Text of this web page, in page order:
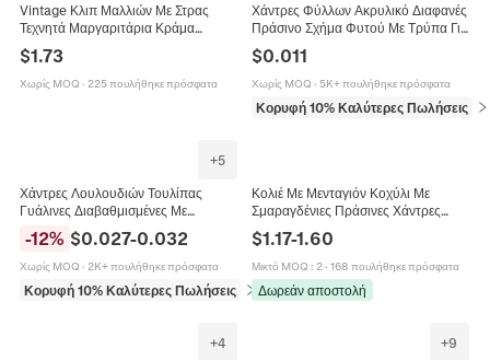
Vintage Κλιπ Μαλλιών Με Στρας
Τεχνητά Μαργαριτάρια Κράμα
Σμαραγδί Κρύσταλλο Τσιμπιδάκια
Γυναικεία Κομψά Αξεσουάρ
$1.73
Χωρίς MOQ · 225 πουλήθηκε πρόσφατα
Χάντρες Φύλλων Ακρυλικό Διαφανές
Πράσινο Σχήμα Φυτού Με Τρύπα Για
Κατασκευή Κοσμημάτων DIY
Σκουλαρίκια Βραχιόλι Χειροτεχνία
$0.011
Χωρίς MOQ · 5K+ πουλήθηκε πρόσφατα
Κορυφή 10% Καλύτερες Πωλήσεις
+5
Χάντρες Λουλουδιών Τουλίπας
Γυάλινες Διαβαθμισμένες Με
Πράσινο Φύλλο DIY Κατασκευή
Κοσμημάτων Για Βραχιόλι
Σκουλαρίκι Φουρκέτα
-12% $0.027-0.032
Χωρίς MOQ · 2K+ πουλήθηκε πρόσφατα
Κορυφή 10% Καλύτερες Πωλήσεις σε Χάντρες
Κολιέ Με Μενταγιόν Κοχύλι Με
Σμαραγδένιες Πράσινες Χάντρες
Γαλλικό Ρετρό Κομψό
Επιχρυσωμένο Ατσάλι Τιτανίου Για
Γυναίκες
$1.17-1.60
Μικτό MOQ : 2· 168 πουλήθηκε πρόσφατα
Δωρεάν αποστολή
+4 +9